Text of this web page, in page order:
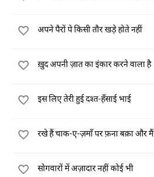
अपने पैरों पे किसी तौर खड़े होते नहीं
ख़ुद अपनी ज़ात का इंकार करने वाला है
इस लिए तेरी हुई दश्त-हँसाई भाई
रखे हैं चाक-ए-ज़माँ पर फ़ना बक़ा और मैं
सोगवारों में अज़ादार नहीं कोई भी